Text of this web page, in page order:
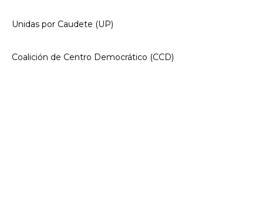
Unidas por Caudete (UP)
Coalición de Centro Democrático (CCD)